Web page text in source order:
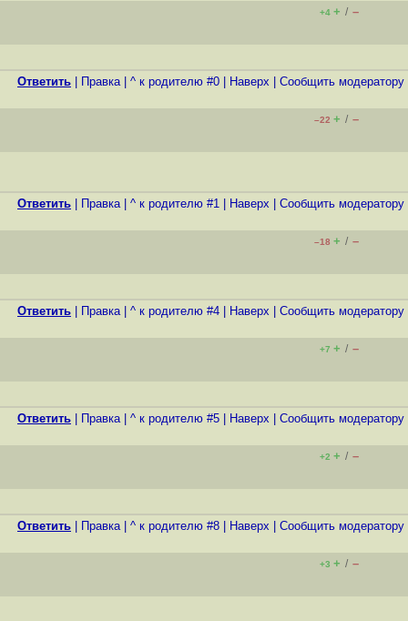
+4 + / –
Ответить Правка| ^ к родителю #0 Наверх Cообщить модератору
–22 + / –
Ответить Правка| ^ к родителю #1 Наверх Cообщить модератору
–18 + / –
Ответить Правка| ^ к родителю #4 Наверх Cообщить модератору
+7 + / –
Ответить Правка| ^ к родителю #5 Наверх Cообщить модератору
+2 + / –
Ответить Правка| ^ к родителю #8 Наверх Cообщить модератору
+3 + / –